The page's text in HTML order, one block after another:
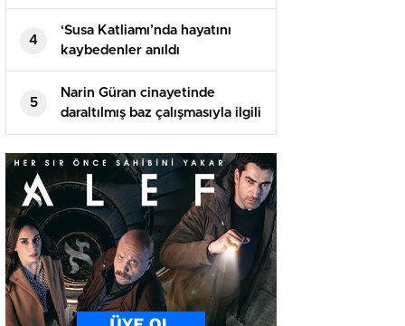
üstünde Abdullah Öcalan
Meydanı olacak mı?’
4
‘Susa Katliamı’nda hayatını
kaybedenler anıldı
5
Narin Güran cinayetinde
daraltılmış baz çalışmasıyla ilgili
istenen ek rapor tamamlandı: 2
metre ve 1 dakika yanılma
olabilir